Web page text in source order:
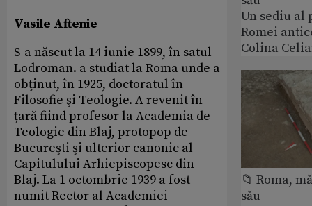
Vasile Aftenie
S-a născut la 14 iunie 1899, în satul
Lodroman. a studiat la Roma unde a
obţinut, în 1925, doctoratul în
Filosofie şi Teologie. A revenit în
țară fiind profesor la Academia de
Teologie din Blaj, protopop de
Bucureşti şi ulterior canonic al
Capitulului Arhiepiscopesc din
Blaj. La 1 octombrie 1939 a fost
numit Rector al Academiei
Un sediu
Romei
Colina
📁 Roma,
său